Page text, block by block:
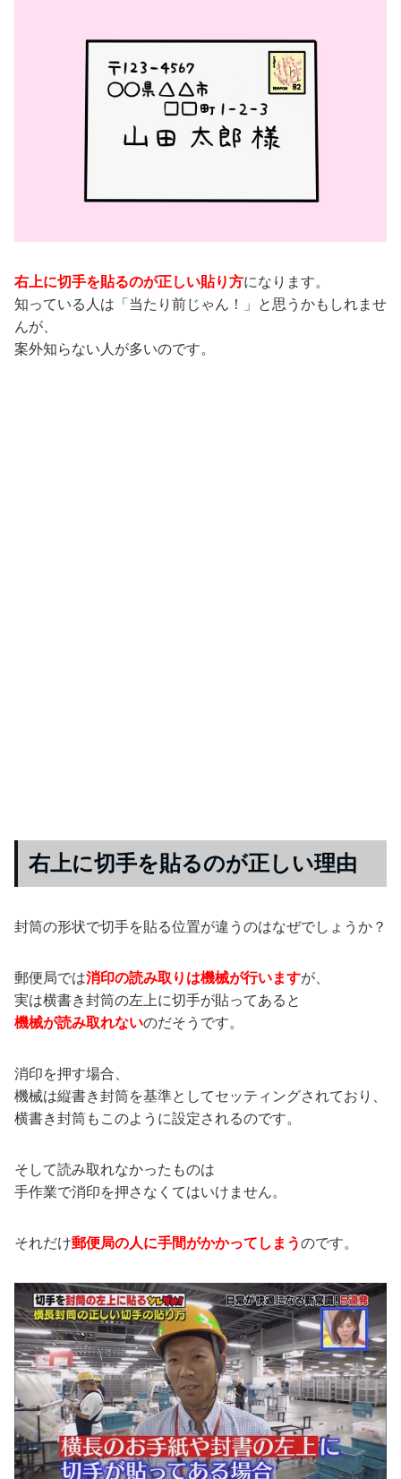
右上に切手を貼るのが正しい貼り方になります。
知っている人は「当たり前じゃん！」と思うかもしれませ
んが、
案外知らない人が多いのです。
右上に切手を貼るのが正しい理由
封筒の形状で切手を貼る位置が違うのはなぜでしょうか？
郵便局では消印の読み取りは機械が行いますが、
実は横書き封筒の左上に切手が貼ってあると
機械が読み取れないのだそうです。
消印を押す場合、
機械は縦書き封筒を基準としてセッティングされており、
横書き封筒もこのように設定されるのです。
そして読み取れなかったものは
手作業で消印を押さなくてはいけません。
それだけ郵便局の人に手間がかかってしまうのです。